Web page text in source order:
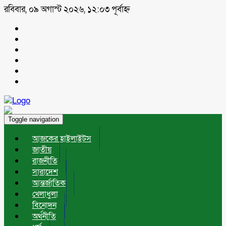
রবিবার, ০৯ অগাস্ট ২০২৬, ১২:০৩ পূর্বাহ্ন
Toggle navigation
আজকের হাইলাইটস
জাতীয়
রাজনীতি
সারাদেশ
আন্তর্জাতিক
খেলাধুলা
বিনোদন
অর্থনীতি